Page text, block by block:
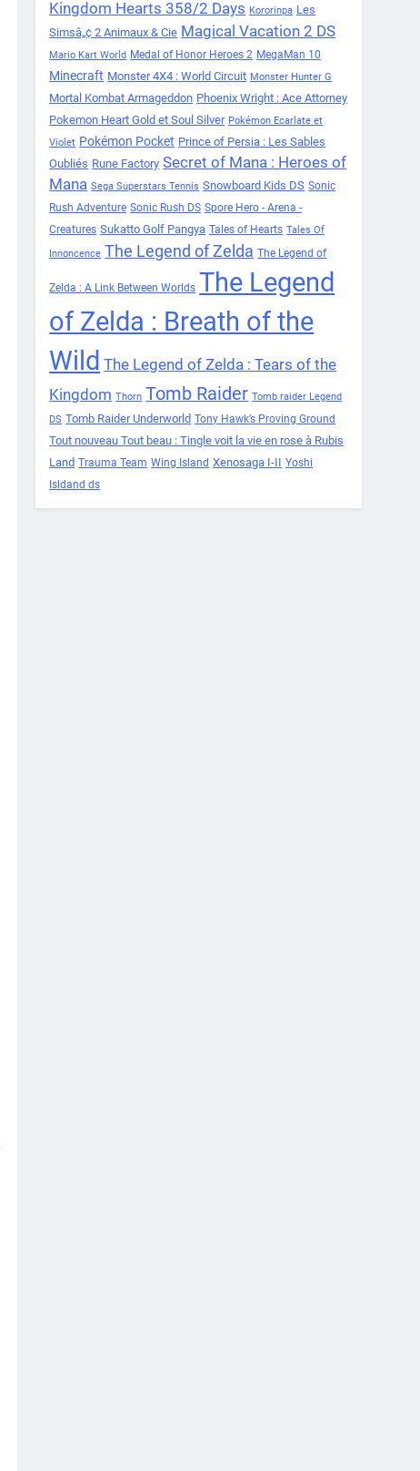
Kingdom Hearts 358/2 Days Kororinpa Les
Simsâ„¢ 2 Animaux & Cie Magical Vacation 2 DS
Mario Kart World Medal of Honor Heroes 2 MegaMan 10
Minecraft Monster 4X4 : World Circuit Monster Hunter G
Mortal Kombat Armageddon Phoenix Wright : Ace Attorney
Pokemon Heart Gold et Soul Silver Pokémon Ecarlate et
Violet Pokémon Pocket Prince of Persia : Les Sables
Oubliés Rune Factory Secret of Mana : Heroes of
Mana Sega Superstars Tennis Snowboard Kids DS Sonic
Rush Adventure Sonic Rush DS Spore Hero - Arena -
Creatures Sukatto Golf Pangya Tales of Hearts Tales Of
Innoncence The Legend of Zelda The Legend of
Zelda : A Link Between Worlds The Legend
of Zelda : Breath of the
Wild The Legend of Zelda : Tears of the
Kingdom Thorn Tomb Raider Tomb raider Legend
DS Tomb Raider Underworld Tony Hawk’s Proving Ground
Tout nouveau Tout beau : Tingle voit la vie en rose à Rubis
Land Trauma Team Wing Island Xenosaga I-II Yoshi
Isldand ds